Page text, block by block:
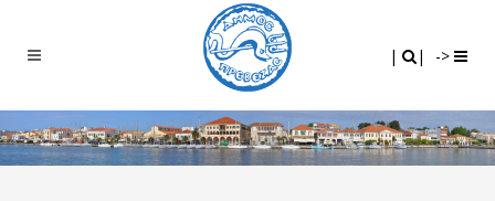
| | ->